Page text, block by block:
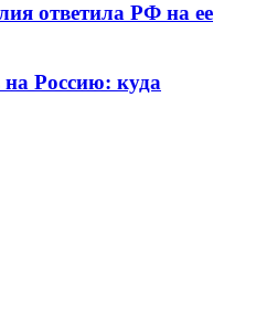
ответила РФ на ее
Россию: куда